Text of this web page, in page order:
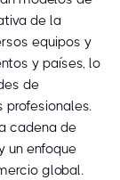
de la
equipos y
y países, lo
de
profesionales.
cadena de
un enfoque
global.